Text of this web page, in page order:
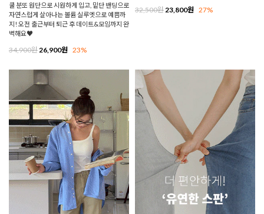
쿨 분또 원단으로 시원하게 입고, 밑단 밴딩으로
자연스럽게 살아나는 볼륨 실루엣으로 예쁨까
지! 오전 출근부터 퇴근 후 데이트&모임까지 완
벽해요♥
34,900원 26,900원 23%
32,500원 23,800원 27%